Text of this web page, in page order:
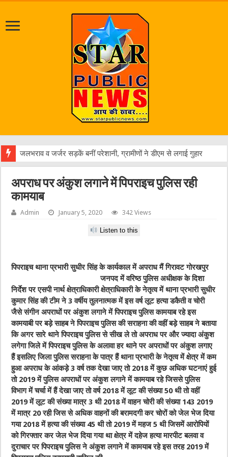
एक वारं
अपराध पर अंकुश लगाने में पिपराइच पुलिस रही
कामयाब
Admin January 5, 2020 342 Views
Listen to this
पिपराइच थाना प्रभारी सुधीर सिंह के कार्यकाल मेंअपराध मैं गिरावट गोरखपुर
जनपद में वरिष्ठ पुलिस अधीक्षक के दिशा
निर्देश पर एसपी नार्थ क्षेत्राधिकारी क्षेत्राधिकारी के नेतृत्व में थाना प्रभारी सुधीर
कुमार सिंह की टीम ने 3 वर्षीय तुलनात्मक में इस वर्ष लूट हत्या डकैती व चोरी
जैसे संगीन अपराधों पर अंकुश लगाने में पिपराइच पुलिस कामयाब रहे इस
कामयाबी पर बड़े साहब ने पिपराइच पुलिस की सराहना की वहीं बड़े साहब ने बताया
कि अगर सारे थाने पिपराइच पुलिस से सीख ले तो अपराध पर और ज्यादा अंकुश
लगेगा जिले में पिपराइच पुलिस के अलावा हर थाने पर अपराधों पर अंकुश लगाए
हैं इसलिए जिला पुलिस सराहना के पात्र हैं थाना प्रभारी के नेतृत्व में क्षेत्र में कम
हुआ अपराध के आंकड़े 3 वर्ष तक देखा जाए तो 2018 में कुछ अधिक घटनाएं हुई
तो 2019 में पुलिस अपराधों पर अंकुश लगाने में कामयाब रहे जिससे पुलिस
विभाग में चर्चा में हैं देखा जाए तो वर्ष 2018 में लूट की संख्या 50 थी तो वहीं
2019 में लूट की संख्या मात्र 3 थी 2018 में वाहन चोरी की संख्या 143 2019
में मात्र 20 रही जिस से अधिक वाहनों की बरामदगी कर चोरों को जेल भेज दिया
गया 2018 में हत्या की संख्या 45 थी तो 2019 में महज 5 थी जिसमें आरोपियों
को गिरफ्तार कर जेल भेज दिया गया था क्षेत्र में दहेज हत्या मारपीट बलवा व
दुराचार पर पिपराइच पुलिस ने अंकुश लगाने में कामयाब रहे इस तरह 2019 में